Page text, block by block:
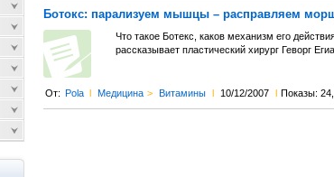
Ботокс: парализуем мышцы – расправляем
Что такое Ботекс, каков механизм его
рассказывает пластический хирург Геворг
От: Pola l Медицина > Витамины l 10/12/2007 l Показы: